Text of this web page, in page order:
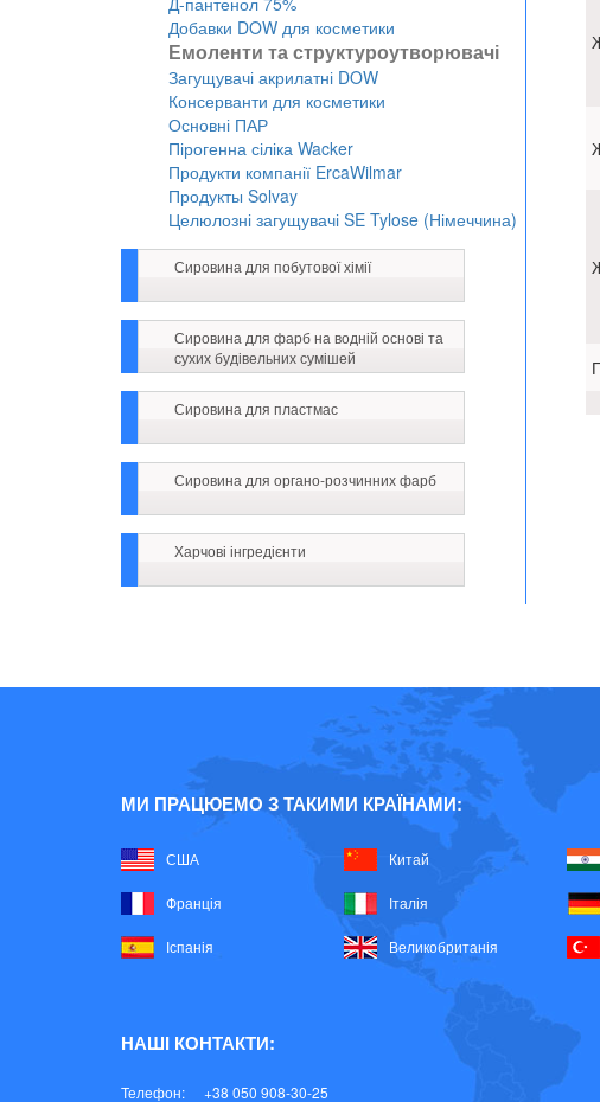
Добавки DOW для косметики
Емоленти та структуроутворювачі
Загущувачі акрилатні DOW
Консерванти для косметики
Основні ПАР
Пірогенна сіліка Wacker
Продукти компанії ErcaWilmar
Продукты Solvay
Целюлозні загущувачі SE Tylose (Німеччина)
Сировина для побутової хімії
Сировина для фарб на водній основі та
сухих будівельних сумішей
Сировина для пластмас
Сировина для органо-розчинних фарб
Харчові інгредієнти
МИ ПРАЦЮЕМО З ТАКИМИ КРАЇНАМИ:
США Китай
Франція Італія
Іспанія Великобританія
НАШІ КОНТАКТИ:
Телефон: +38 050 908-30-25